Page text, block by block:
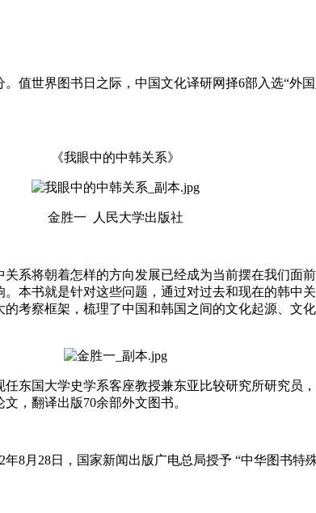
值世界图书日之际，中国文化译研网择6部入选“外
《我眼中的中韩关系》
金胜一 人民大学出版社
系将朝着怎样的方向发展已经成为当前摆在我们面
本书就是针对这些问题，通过对过去和现在的韩中
考察框架，梳理了中国和韩国之间的文化起源、文
东国大学史学系客座教授兼东亚比较研究所研究员
，翻译出版70余部外文图书。
8月28日，国家新闻出版广电总局授予 “中华图书特